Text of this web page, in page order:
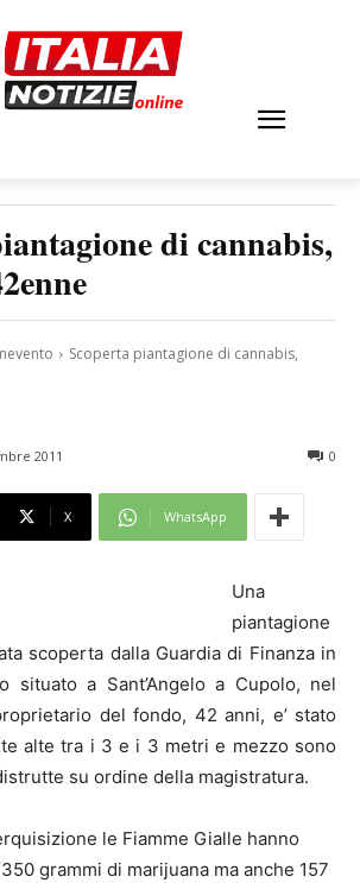
di cannabis,
Scoperta piantagione di cannabis,
2011 0
X WhatsApp
Una
piantagione
scoperta dalla Guardia di Finanza in
situato a Sant’Angelo a Cupolo, nel
del fondo, 42 anni, e’ stato
alte tra i 3 e i 3 metri e mezzo sono
su ordine della magistratura.
le Fiamme Gialle hanno
grammi di marijuana ma anche 157